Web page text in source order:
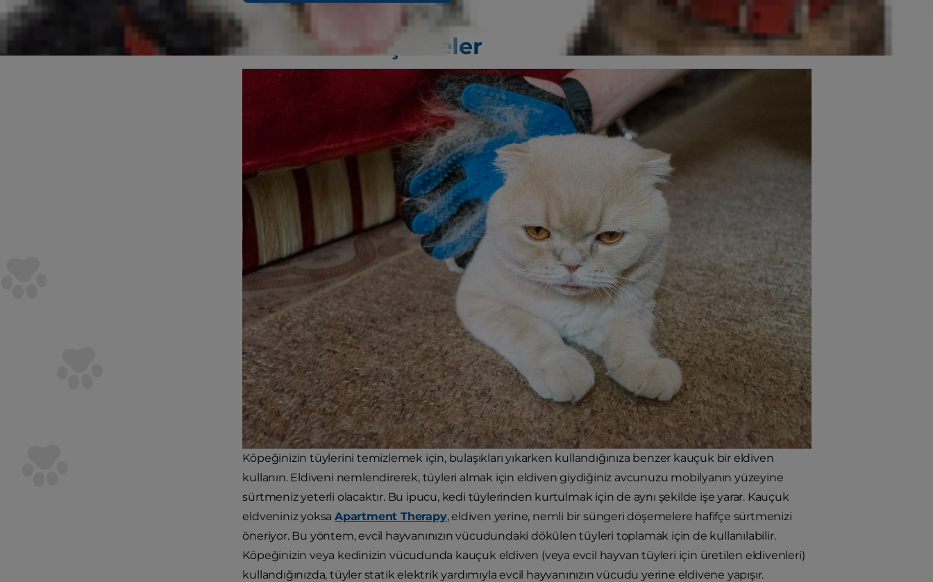
bulabilirsiniz.
Halılar ve Döşemeler
Köpeğinizin tüylerini temizlemek için, bulaşıkları yıkarken kullandığınıza benzer kauçuk bir eldiven
kullanın. Eldiveni nemlendirerek, tüyleri almak için eldiven giydiğiniz avcunuzu mobilyanın yüzeyine
sürtmeniz yeterli olacaktır. Bu ipucu, kedi tüylerinden kurtulmak için de aynı şekilde işe yarar. Kauçuk
eldveniniz yoksaApartment Therapy, eldiven yerine, nemli bir süngeri döşemelere hafifçe sürtmenizi
öneriyor. Bu yöntem, evcil hayvanınızın vücudundaki dökülen tüyleri toplamak için de kullanılabilir.
Köpeğinizin veya kedinizin vücudunda kauçuk eldiven (veya evcil hayvan tüyleri için üretilen eldivenleri)
kullandığınızda, tüyler statik elektrik yardımıyla evcil hayvanınızın vücudu yerine eldivene yapışır.